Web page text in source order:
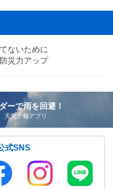
ないために
災力アップ
ーで雨を回避！
気予報アプリ
式SNS